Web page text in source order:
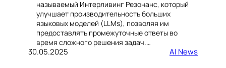
называемый Интерливинг Резонанс, который
улучшает производительность больших
языковых моделей (LLMs), позволяя им
предоставлять промежуточные ответы во
время сложного решения задач.…
30.05.2025 AI News